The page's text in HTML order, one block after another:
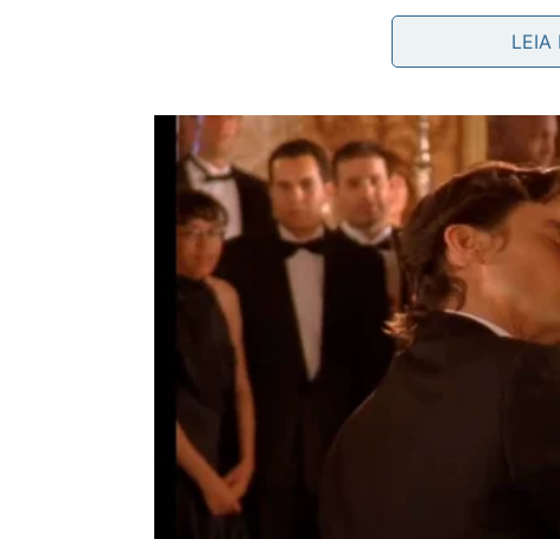
Quais óleos essenciais são mais
A eficácia dos óleos essenciais em afastar insetos
capim-limão, citronela,tomilhoe canela figuram
mostrando alto desempenho no bloqueio do acesso
Óleos de citronela e capim-limão apresentaram
Velas aromáticas com essas essências foram
LEIA